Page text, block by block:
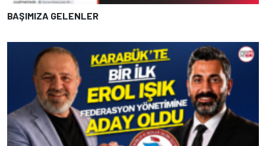
BAŞIMIZA GELENLER